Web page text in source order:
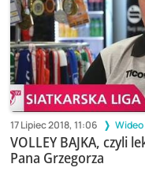
17 Lipiec 2018, 11:06 Wideo
VOLLEY BAJKA, czyli
Pana Grzegorza